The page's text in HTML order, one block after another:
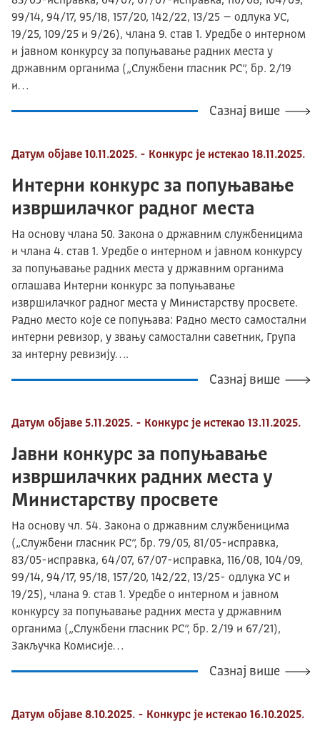
99/14, 94/17, 95/18, 157/20, 142/22, 13/25 – одлука УС,
19/25, 109/25 и 9/26), члана 9. став 1. Уредбе о интерном
и јавном конкурсу за попуњавање радних места у
државним органима („Службени гласник РС”, бр. 2/19
и…
Сазнај више
Датум објаве 10.11.2025. - Конкурс је истекао 18.11.2025.
Интерни конкурс за попуњавање
извршилачког радног места
На основу члана 50. Закона о државним службеницима
и члана 4. став 1. Уредбе о интерном и јавном конкурсу
за попуњавање радних места у државним органима
оглашава Интерни конкурс за попуњавање
извршилачког радног места у Министарству просвете.
Радно место које се попуњава: Радно местo самостални
интерни ревизор, у звању самостални саветник, Група
за интерну ревизију….
Сазнај више
Датум објаве 5.11.2025. - Конкурс је истекао 13.11.2025.
Јавни конкурс за попуњавање
извршилачких радних места у
Министарству просвете
На основу чл. 54. Закона о државним службеницима
(„Службени гласник РС”, бр. 79/05, 81/05-исправка,
83/05-исправка, 64/07, 67/07-исправка, 116/08, 104/09,
99/14, 94/17, 95/18, 157/20, 142/22, 13/25- одлука УС и
19/25), члана 9. став 1. Уредбе о интерном и јавном
конкурсу за попуњавање радних места у државним
органима („Службени гласник РС”, бр. 2/19 и 67/21),
Закључка Комисије…
Сазнај више
Датум објаве 8.10.2025. - Конкурс је истекао 16.10.2025.